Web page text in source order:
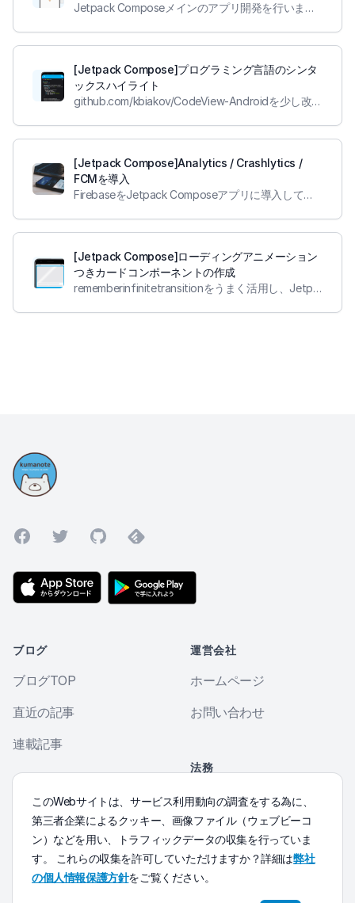
Jetpack Composeメインのアプリ開発を行いました。アプリ内で紹介しているAvatar Componentの開発方法を紹介します。
[Jetpack Compose]プログラミング言語のシンタ
ックスハイライト
github.com/kbiakov/CodeView-Androidを少し改造して、Jetpack Composeでコードビューを実装してみました
[Jetpack Compose]Analytics / Crashlytics /
FCMを導入
FirebaseをJetpack Composeアプリに導入して、プッシュ通知を受取り対応する画面を開くようにしました。またAnalyticsやCrashlyticsも同時に導入しました。
[Jetpack Compose]ローディングアニメーション
つきカードコンポーネントの作成
rememberinfinitetransitionをうまく活用し、Jetpack Composeでローディングアニメーションつきのカードコンポーネントを作成しました。
FacebookTwitterGitHubFeedly
ブログ
ブログTOP
直近の記事
連載記事
その他
Morse符号練習
運営会社
ホームページ
お問い合わせ
法務
個人情報保護方針
このWebサイトは、サービス利用動向の調査をする為に、
第三者企業によるクッキー、画像ファイル（ウェブビーコ
ン）などを用い、トラフィックデータの収集を行っていま
す。 これらの収集を許可していただけますか？詳細は弊社
の個人情報保護方針をご覧ください。